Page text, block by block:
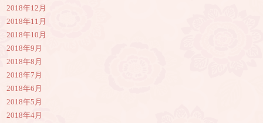
2018年12月
2018年11月
2018年10月
2018年9月
2018年8月
2018年7月
2018年6月
2018年5月
2018年4月